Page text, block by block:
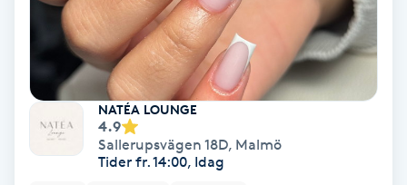
Sugaring
Svensk massage
Svettbehandling
NATÉA LOUNGE
4.9
Sallerupsvägen 18D, Malmö
Tider fr. 14:00, Idag